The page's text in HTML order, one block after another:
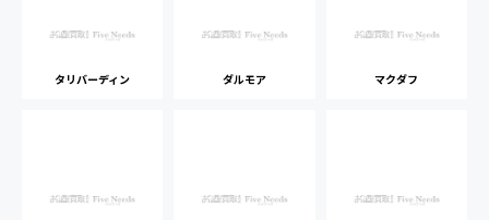
タリバーディン ダルモア マクダフ